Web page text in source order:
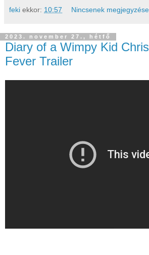
feki ekkor: 10:57 Nincsenek
2023. november 27., hétfő
Diary of a Wimpy Kid
Fever Trailer